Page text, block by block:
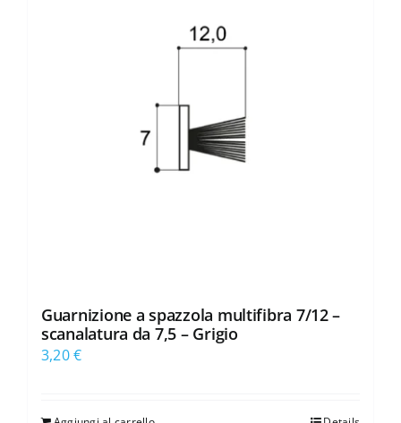
Guarnizione a spazzola multifibra 7/12 –
scanalatura da 7,5 – Grigio
3,20€